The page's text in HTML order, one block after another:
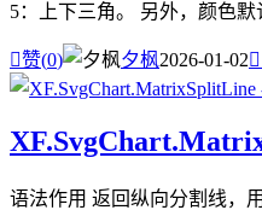
5：上下三角。 另外，颜色默
赞(0) 夕枫2026-01-02
语法作用 返回纵向分割线，